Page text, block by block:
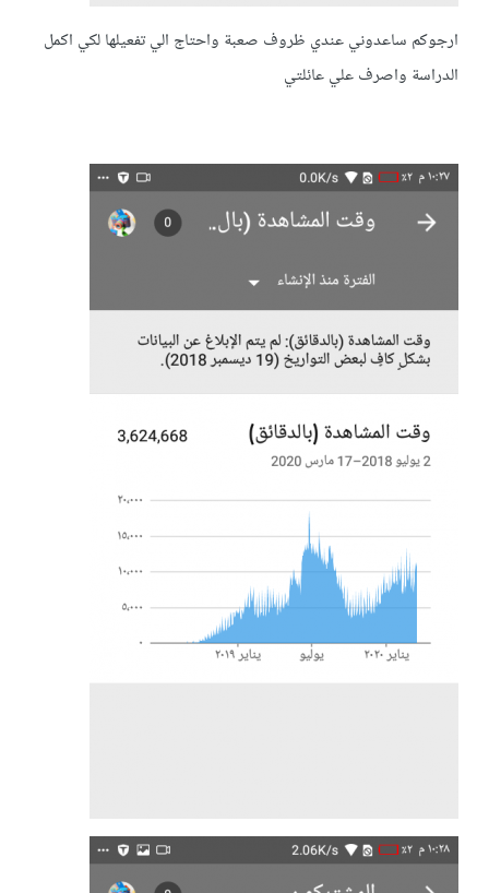
ارجوكم ساعدوني عندي ظروف صعبة واحتاج الي تفعيلها لكي اكمل
الدراسة واصرف علي عائلتي